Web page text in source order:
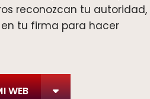
reconozcan tu autoridad,
tu firma para hacer
WEB